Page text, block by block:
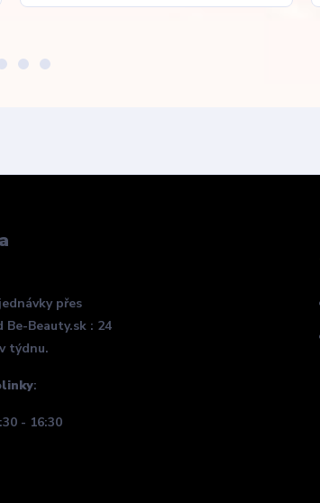
přes
Beauty.sk : 24
týdnu.
:
- 16:30